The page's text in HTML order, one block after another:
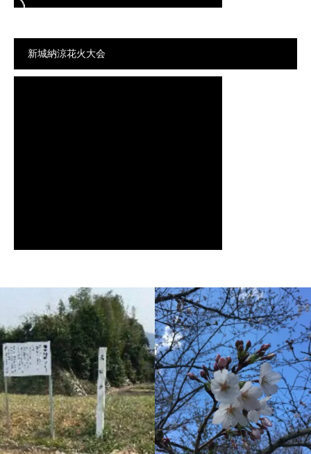
新城納涼花火大会